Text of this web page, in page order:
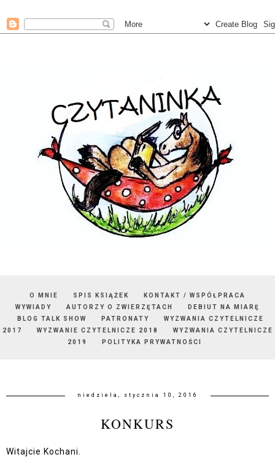
O MNIE SPIS KSIĄŻEK
KONTAKT / WSPÓŁPRACA
WYWIADY
AUTORZY O ZWIERZĘTACH
DEBIUT NA MIARĘ
BLOG TALK SHOW
PATRONATY
WYZWANIA CZYTELNICZE
2017
WYZWANIE CZYTELNICZE 2018
WYZWANIA CZYTELNICZE
2019
POLITYKA PRYWATNOŚCI
niedziela, stycznia 10, 2016
KONKURS
Witajcie Kochani.